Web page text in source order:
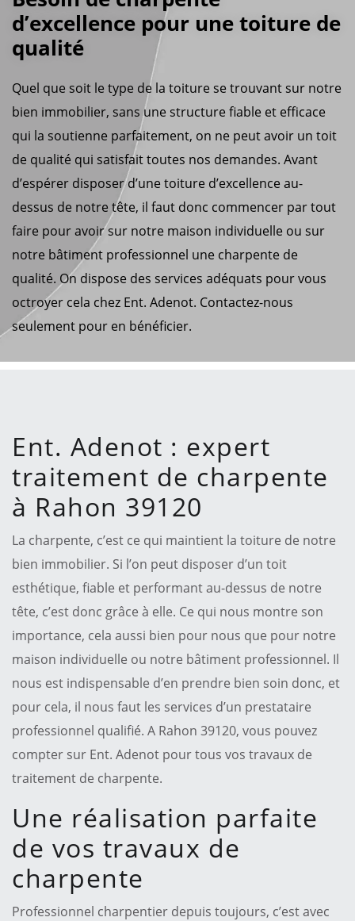
d’excellence pour une toiture de
qualité
Quel que soit le type de la toiture se trouvant sur notre
bien immobilier, sans une structure fiable et efficace
qui la soutienne parfaitement, on ne peut avoir un toit
de qualité qui satisfait toutes nos demandes. Avant
d’espérer disposer d’une toiture d’excellence au-
dessus de notre tête, il faut donc commencer par tout
faire pour avoir sur notre maison individuelle ou sur
notre bâtiment professionnel une charpente de
qualité. On dispose des services adéquats pour vous
octroyer cela chez Ent. Adenot. Contactez-nous
seulement pour en bénéficier.
Ent. Adenot : expert
traitement de charpente
à Rahon 39120
La charpente, c’est ce qui maintient la toiture de notre
bien immobilier. Si l’on peut disposer d’un toit
esthétique, fiable et performant au-dessus de notre
tête, c’est donc grâce à elle. Ce qui nous montre son
importance, cela aussi bien pour nous que pour notre
maison individuelle ou notre bâtiment professionnel. Il
nous est indispensable d’en prendre bien soin donc, et
pour cela, il nous faut les services d’un prestataire
professionnel qualifié. A Rahon 39120, vous pouvez
compter sur Ent. Adenot pour tous vos travaux de
traitement de charpente.
Une réalisation parfaite
de vos travaux de
charpente
Professionnel charpentier depuis toujours, c’est avec